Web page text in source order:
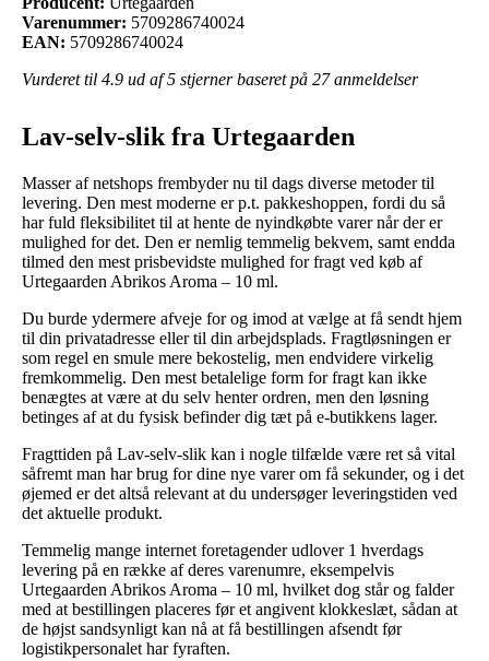
Varenummer: 5709286740024
EAN: 5709286740024
Vurderet til 4.9 ud af 5 stjerner baseret på 27anmeldelser
Lav-selv-slik fra Urtegaarden
Masser af netshops frembyder nu til dags diverse metoder til
levering. Den mest moderne er p.t. pakkeshoppen, fordi du så
har fuld fleksibilitet til at hente de nyindkøbte varer når der er
mulighed for det. Den er nemlig temmelig bekvem, samt endda
tilmed den mest prisbevidste mulighed for fragt ved køb af
Urtegaarden Abrikos Aroma – 10 ml.
Du burde ydermere afveje for og imod at vælge at få sendt hjem
til din privatadresse eller til din arbejdsplads. Fragtløsningen er
som regel en smule mere bekostelig, men endvidere virkelig
fremkommelig. Den mest betalelige form for fragt kan ikke
benægtes at være at du selv henter ordren, men den løsning
betinges af at du fysisk befinder dig tæt på e-butikkens lager.
Fragttiden på Lav-selv-slik kan i nogle tilfælde være ret så vital
såfremt man har brug for dine nye varer om få sekunder, og i det
øjemed er det altså relevant at du undersøger leveringstiden ved
det aktuelle produkt.
Temmelig mange internet foretagender udlover 1 hverdags
levering på en række af deres varenumre, eksempelvis
Urtegaarden Abrikos Aroma – 10 ml, hvilket dog står og falder
med at bestillingen placeres før et angivent klokkeslæt, sådan at
de højst sandsynligt kan nå at få bestillingen afsendt før
logistikpersonalet har fyraften.